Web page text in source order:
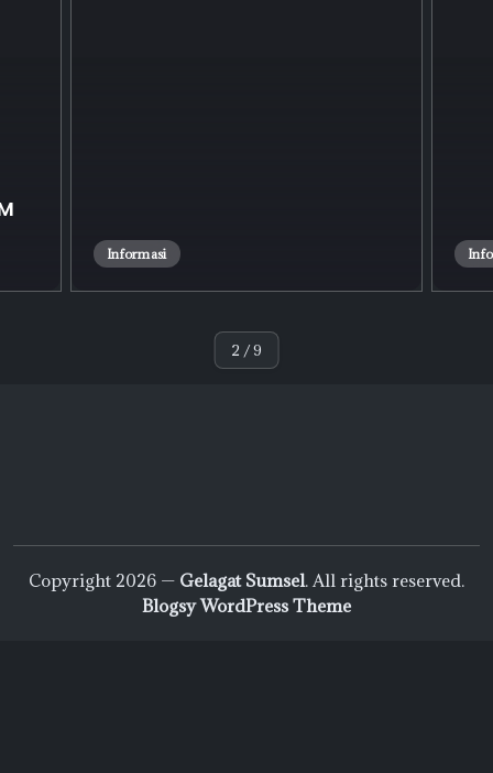
Informasi
By Admin
2 /9
Copyright 2026 — Gelagat Sumsel. All rights reserved.
Blogsy WordPress Theme